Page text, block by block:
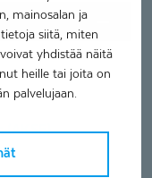
mainosalan ja
siitä, miten
yhdistää näitä
heille tai joita on
palvelujaan.